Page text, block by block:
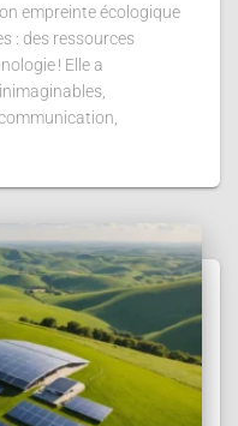
empreinte écologique
: des ressources
! Elle a